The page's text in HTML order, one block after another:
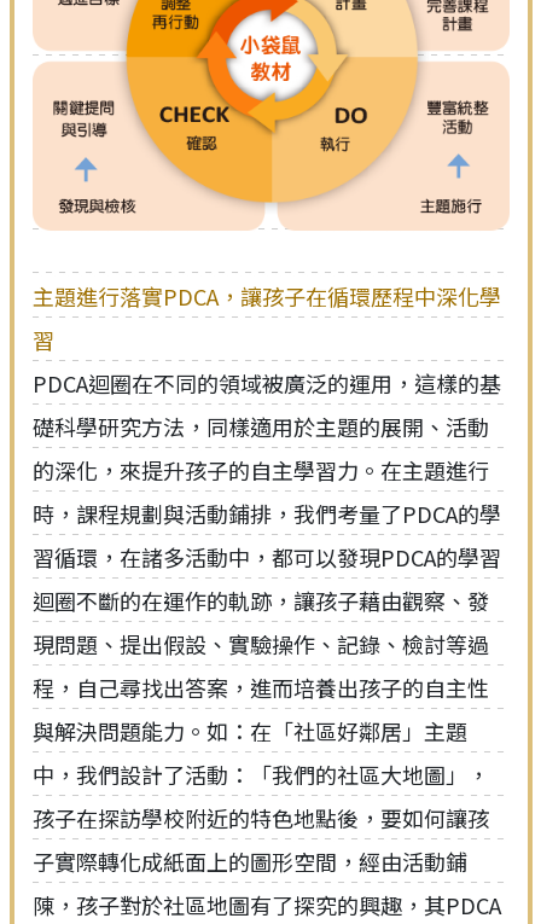
主題進行落實PDCA，讓孩子在循環歷程中深化學
習
PDCA迴圈在不同的領域被廣泛的運用，這樣的基
礎科學研究方法，同樣適用於主題的展開、活動
的深化，來提升孩子的自主學習力。在主題進行
時，課程規劃與活動鋪排，我們考量了PDCA的學
習循環，在諸多活動中，都可以發現PDCA的學習
迴圈不斷的在運作的軌跡，讓孩子藉由觀察、發
現問題、提出假設、實驗操作、記錄、檢討等過
程，自己尋找出答案，進而培養出孩子的自主性
與解決問題能力。如：在「社區好鄰居」主題
中，我們設計了活動：「我們的社區大地圖」，
孩子在探訪學校附近的特色地點後，要如何讓孩
子實際轉化成紙面上的圖形空間，經由活動鋪
陳，孩子對於社區地圖有了探究的興趣，其PDCA